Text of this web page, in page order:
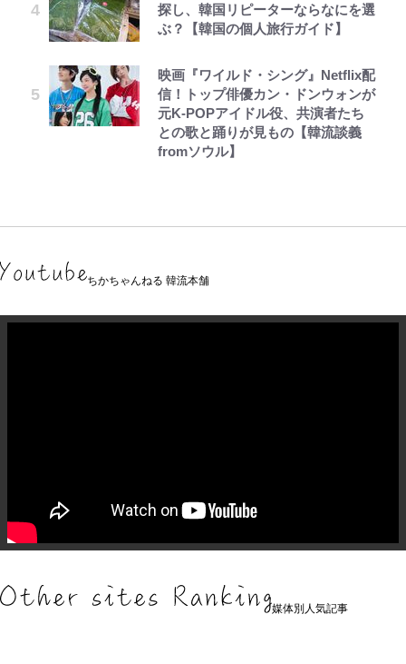
探し、韓国リピーターならなにを選
ぶ？【韓国の個人旅行ガイド】
映画『ワイルド・シング』Netflix配
信！トップ俳優カン・ドンウォンが
元K-POPアイドル役、共演者たち
との歌と踊りが見もの【韓流談義
fromソウル】
ちかちゃんねる 韓流本舗
媒体別人気記事